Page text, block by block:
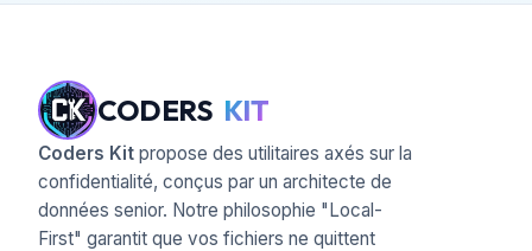
CODERS KIT
Coders Kit propose des utilitaires axés sur la
confidentialité, conçus par un architecte de
données senior. Notre philosophie "Local-
First" garantit que vos fichiers ne quittent